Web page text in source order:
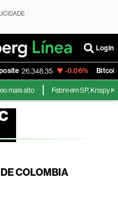
Login
26,348.35 -0.06% Bitcoin/
alto Febre em SP, Krispy
COLOMBIA